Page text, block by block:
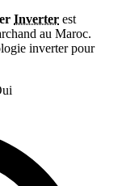
Inverter est
au Maroc.
inverter pour